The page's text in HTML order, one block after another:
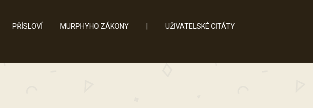
PŘÍSLOVÍ MURPHYHO ZÁKONY UŽIVATELSKÉ CITÁTY